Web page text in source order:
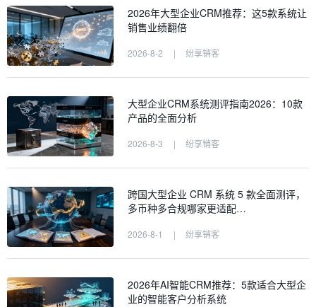
2026年大型企业CRM推荐：这5款系统让
销售业绩翻倍
2026-8-2 | 纷享销客
大型企业CRM系统测评指南2026：10款
产品的全面分析
2026-8-3 | 纷享销客
跨国大型企业 CRM 系统 5 款全面测评，
多币种多合规哪家更适配…
2026-8-1 | 纷享销客
2026年AI智能CRM推荐：5款适合大型企
业的智能客户分析系统